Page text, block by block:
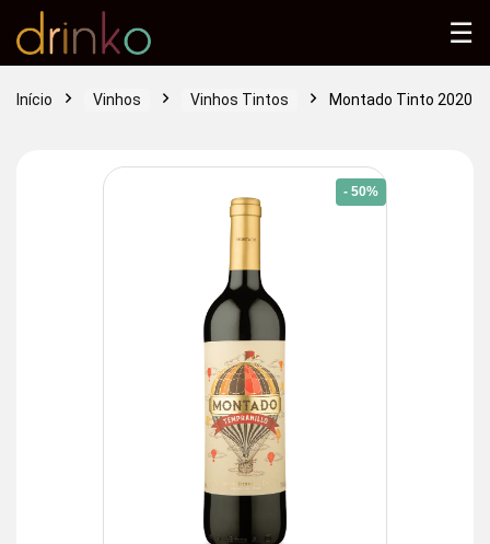
Início Vinhos Vinhos Tintos Montado Tinto 2020
- 50%
☰